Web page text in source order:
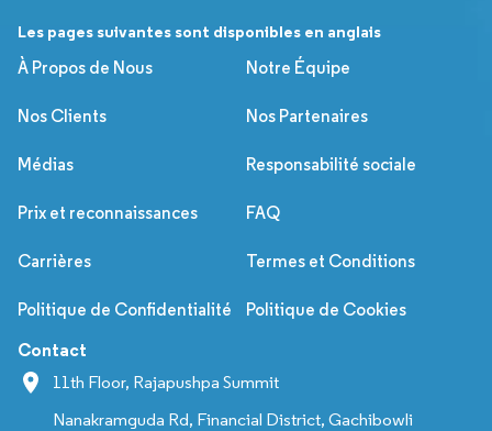
Les pages suivantes sont disponibles en anglais
À Propos de Nous
Notre Équipe
Nos Clients Nos Partenaires
Médias Responsabilité sociale
Prix et reconnaissances FAQ
Carrières Termes et Conditions
Politique de Confidentialité Politique de Cookies
Contact
11th Floor, Rajapushpa Summit
Nanakramguda Rd, Financial District, Gachibowli